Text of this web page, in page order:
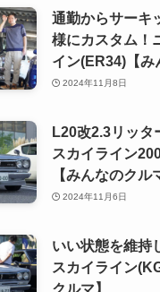
通勤からサーキ
様にカスタム！
イン(ER34)【み
2024年11月8日
L20改2.3リッタ
スカイライン
【みんなのクル
2024年11月6日
いい状態を維持
スカイライン
クルマ】